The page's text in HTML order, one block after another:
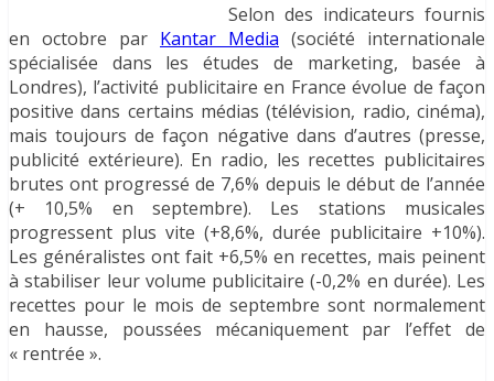
Selon des indicateurs fournis
en octobre par Kantar Media (société internationale
spécialisée dans les études de marketing, basée à
Londres), l’activité publicitaire en France évolue de façon
positive dans certains médias (télévision, radio, cinéma),
mais toujours de façon négative dans d’autres (presse,
publicité extérieure). En radio, les recettes publicitaires
brutes ont progressé de 7,6% depuis le début de l’année
(+ 10,5% en septembre). Les stations musicales
progressent plus vite (+8,6%, durée publicitaire +10%).
Les généralistes ont fait +6,5% en recettes, mais peinent
à stabiliser leur volume publicitaire (-0,2% en durée). Les
recettes pour le mois de septembre sont normalement
en hausse, poussées mécaniquement par l’effet de
« rentrée ».